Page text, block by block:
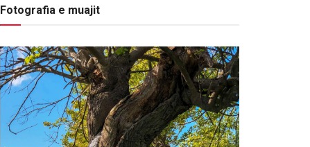
Fotografia e muajit